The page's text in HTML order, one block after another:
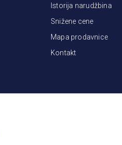
Istorija narudžbina
Snižene cene
Mapa prodavnice
Kontakt